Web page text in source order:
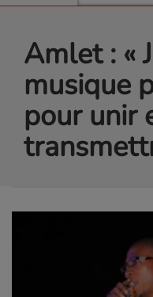
Amlet : «
musique
pour unir